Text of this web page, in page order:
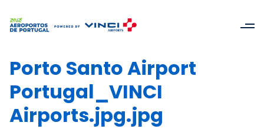
Porto Santo Airport
Portugal_VINCI
Airports.jpg.jpg